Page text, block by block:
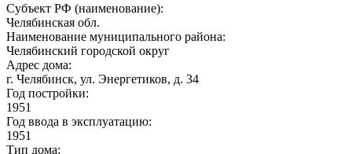
Субъект РФ (наименование):
Челябинская обл.
Наименование муниципального района:
Челябинский городской округ
Адрес дома:
г. Челябинск, ул. Энергетиков, д. 34
Год постройки:
1951
Год ввода в эксплуатацию:
1951
Тип дома: